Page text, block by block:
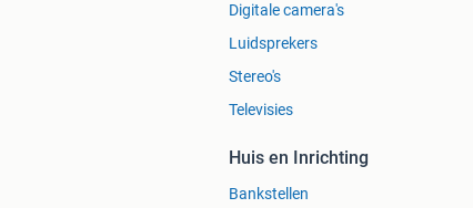
Digitale camera's
Luidsprekers
Stereo's
Televisies
Huis en Inrichting
Bankstellen